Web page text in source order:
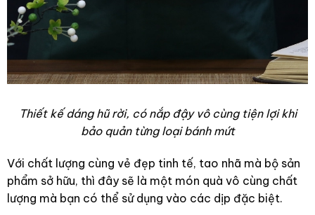
Thiết kế dáng hũ rời, có nắp đậy vô cùng tiện lợi khi
bảo quản từng loại bánh mứt
Với chất lượng cùng vẻ đẹp tinh tế, tao nhã mà bộ sản
phẩm sở hữu, thì đây sẽ là một món quà vô cùng chất
lượng mà bạn có thể sử dụng vào các dịp đặc biệt.